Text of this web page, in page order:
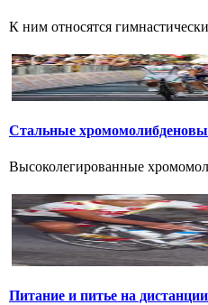
К ним относятся
Стальные
Высоколегированные
Питание и питье на дистанции